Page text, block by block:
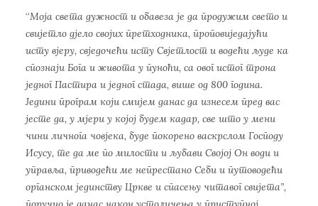
“Моја света дужност и обавеза је да продужим свето и
свијетло дјело својих претходника, проповиједајући
исту вјеру, свједочећи исту Свјетлост и водећи људе ка
спознаји Бога и живота у пуноћи, са овог истог трона
једног Пастира и једног стада, више од 800 година.
Једини програм који смијем данас да изнесем пред вас
јесте да, у мјери у којој будем кадар, све што у мени
чини личнога човјека, буде покорено васкрслом Господу
Исусу, те да ме по милости и љубави Својој Он води и
управља, приводећи ме непрестано Себи и путоводећи
органском јединству Цркве и спасењу читавог свијета”,